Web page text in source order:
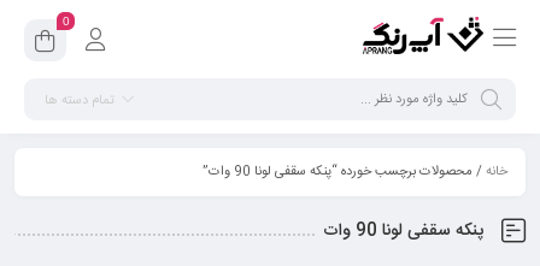
0
تمام دسته ها
خانه/ محصولات برچسب خورده “پنکه سقفی لونا 90 وات”
پنکه سقفی لونا 90 وات